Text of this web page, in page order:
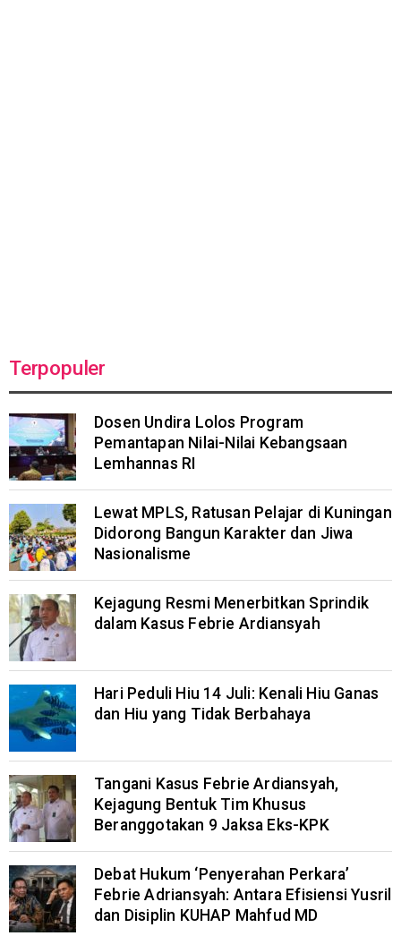
Terpopuler
Dosen Undira Lolos Program
Pemantapan Nilai-Nilai Kebangsaan
Lemhannas RI
Lewat MPLS, Ratusan Pelajar di Kuningan
Didorong Bangun Karakter dan Jiwa
Nasionalisme
Kejagung Resmi Menerbitkan Sprindik
dalam Kasus Febrie Ardiansyah
Hari Peduli Hiu 14 Juli: Kenali Hiu Ganas
dan Hiu yang Tidak Berbahaya
Tangani Kasus Febrie Ardiansyah,
Kejagung Bentuk Tim Khusus
Beranggotakan 9 Jaksa Eks-KPK
Debat Hukum ‘Penyerahan Perkara’
Febrie Adriansyah: Antara Efisiensi Yusril
dan Disiplin KUHAP Mahfud MD